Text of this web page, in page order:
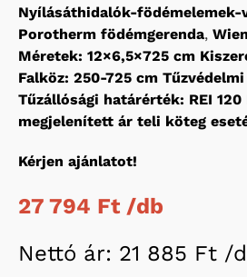
Nyílásáthidalók-födémelemek-
Porotherm födémgerenda,
Méretek: 12×6,5×725 cm
Falköz: 250-725 cm
Tűzállósági határérték: REI
megjelenített ár teli köteg
Kérjen ajánlatot!
27 794 Ft /db
Nettó ár: 21 885 Ft /